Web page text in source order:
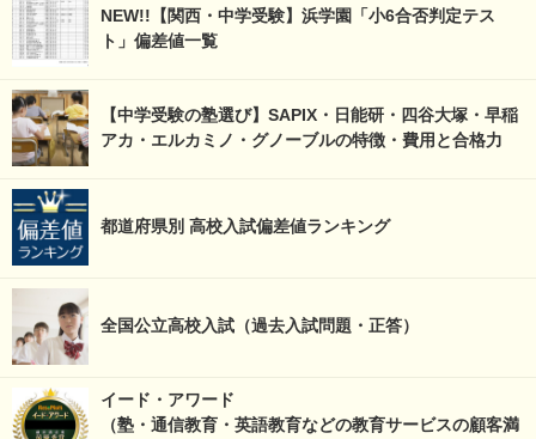
NEW!!【関西・中学受験】浜学園「小6合否判定テス
ト」偏差値一覧
【中学受験の塾選び】SAPIX・日能研・四谷大塚・早稲
アカ・エルカミノ・グノーブルの特徴・費用と合格力
都道府県別 高校入試偏差値ランキング
全国公立高校入試（過去入試問題・正答）
イード・アワード
（塾・通信教育・英語教育などの教育サービスの顧客満